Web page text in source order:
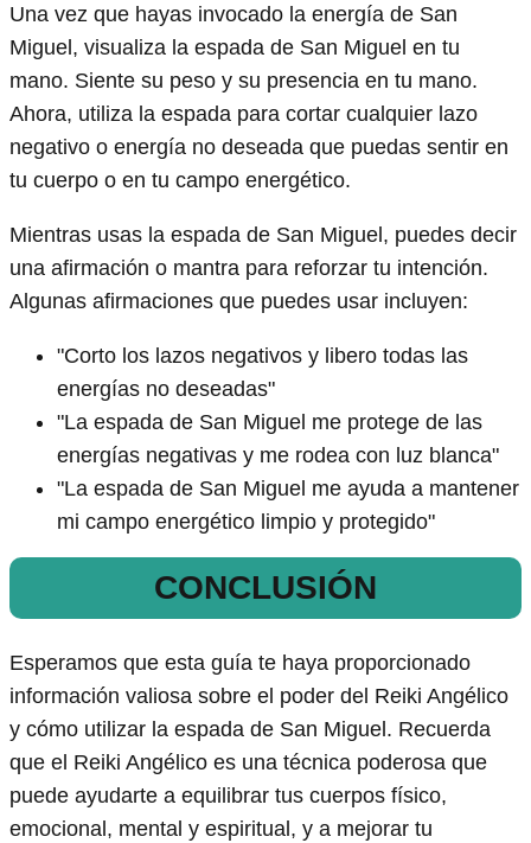
Una vez que hayas invocado la energía de San
Miguel, visualiza la espada de San Miguel en tu
mano. Siente su peso y su presencia en tu mano.
Ahora, utiliza la espada para cortar cualquier lazo
negativo o energía no deseada que puedas sentir en
tu cuerpo o en tu campo energético.
Mientras usas la espada de San Miguel, puedes decir
una afirmación o mantra para reforzar tu intención.
Algunas afirmaciones que puedes usar incluyen:
"Corto los lazos negativos y libero todas las
energías no deseadas"
"La espada de San Miguel me protege de las
energías negativas y me rodea con luz blanca"
"La espada de San Miguel me ayuda a mantener
mi campo energético limpio y protegido"
CONCLUSIÓN
Esperamos que esta guía te haya proporcionado
información valiosa sobre el poder del Reiki Angélico
y cómo utilizar la espada de San Miguel. Recuerda
que el Reiki Angélico es una técnica poderosa que
puede ayudarte a equilibrar tus cuerpos físico,
emocional, mental y espiritual, y a mejorar tu